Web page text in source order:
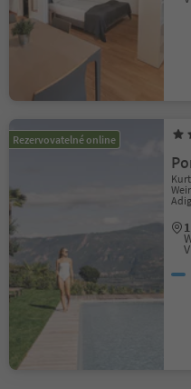
Rezervovatelné online